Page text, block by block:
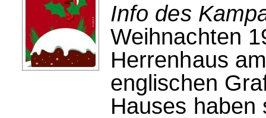
Info des
Weihnachten
Herrenhaus
englischen
Hauses haben